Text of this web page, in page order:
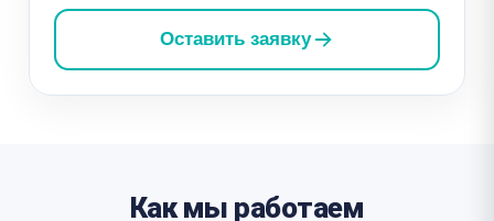
Оставить заявку
Как мы работаем